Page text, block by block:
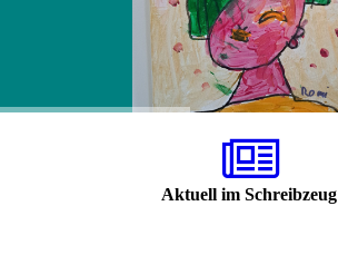
Aktuell im Schreibzeug